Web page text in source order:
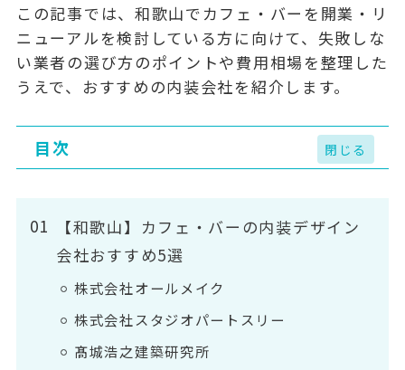
この記事では、和歌山でカフェ・バーを開業・リ
ニューアルを検討している方に向けて、失敗しな
い業者の選び方のポイントや費用相場を整理した
うえで、おすすめの内装会社を紹介します。
目次
【和歌山】カフェ・バーの内装デザイン
会社おすすめ5選
株式会社オールメイク
株式会社スタジオパートスリー
髙城浩之建築研究所